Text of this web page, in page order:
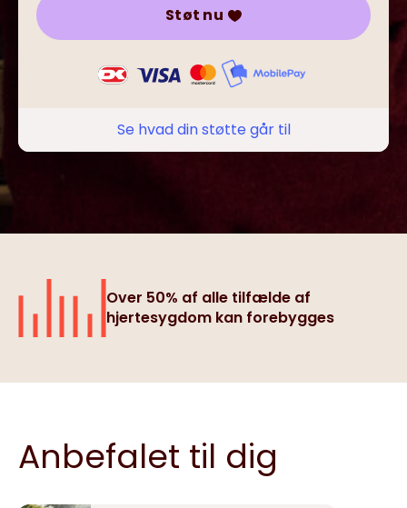
Støt nu
Se hvad din støtte går til
Over 50% af alle tilfælde af
hjertesygdom kan forebygges
Anbefalet til dig